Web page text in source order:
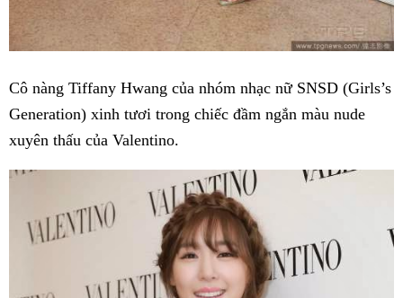
Cô nàng Tiffany Hwang của nhóm nhạc nữ SNSD (Girls’s
Generation) xinh tươi trong chiếc đầm ngắn màu nude
xuyên thấu của Valentino.